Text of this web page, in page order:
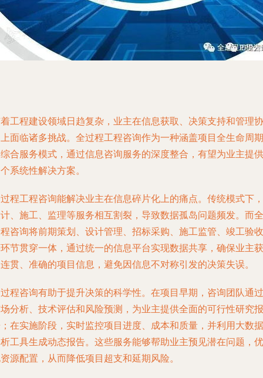
工程建设领域日趋复杂，业主在信息获取、决策支持和管理协
面临诸多挑战。全过程工程咨询作为一种涵盖项目全生命周期
合服务模式，通过信息咨询服务的深度整合，有望为业主提供
系统性解决方案。
程工程咨询能解决业主在信息碎片化上的痛点。传统模式下，
、施工、监理等服务相互割裂，导致数据孤岛问题频发。而全
咨询将前期策划、设计管理、招标采购、施工监管、竣工验收
节贯穿一体，通过统一的信息平台实现数据共享，确保业主获
贯、准确的项目信息，避免因信息不对称引发的决策失误。
程咨询有助于提升决策的科学性。在项目早期，咨询团队通过
分析、技术评估和风险预测，为业主提供全面的可行性研究报
在实施阶段，实时监控项目进度、成本和质量，并利用大数据
工具生成动态报告。这些服务能够帮助业主预见潜在问题，优
源配置，从而降低项目超支和延期风险。